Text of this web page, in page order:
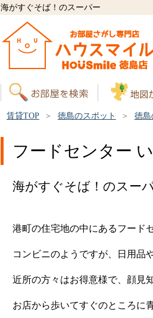
海がすぐそば！のスーパー
賃貸TOP 徳島のスポット 徳島
フードセンター
海がすぐそば！のスー
港町の住宅地の中にあるフード
コンビニのようですが、日用品
近所の方々はお得意様で、顔見
お店から歩いてすぐのところに